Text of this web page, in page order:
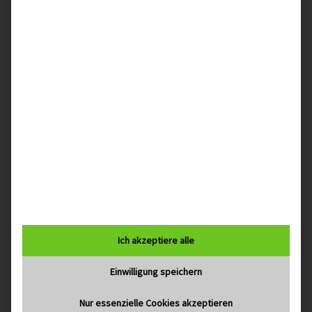
Ich akzeptiere alle
Einwilligung speichern
Nur essenzielle Cookies akzeptieren